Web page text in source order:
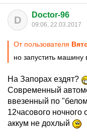
D Doctor-96
09:06, 22.03.2017
От пользователя
но запустить машину
На Запорах ездят?
Современный
ввезенный по
12часового ночного
аккум не дохлый